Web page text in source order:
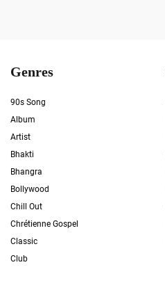
Genres
90s Song
Album
Artist
Bhakti
Bhangra
Bollywood
Chill Out
Chrétienne Gospel
Classic
Club